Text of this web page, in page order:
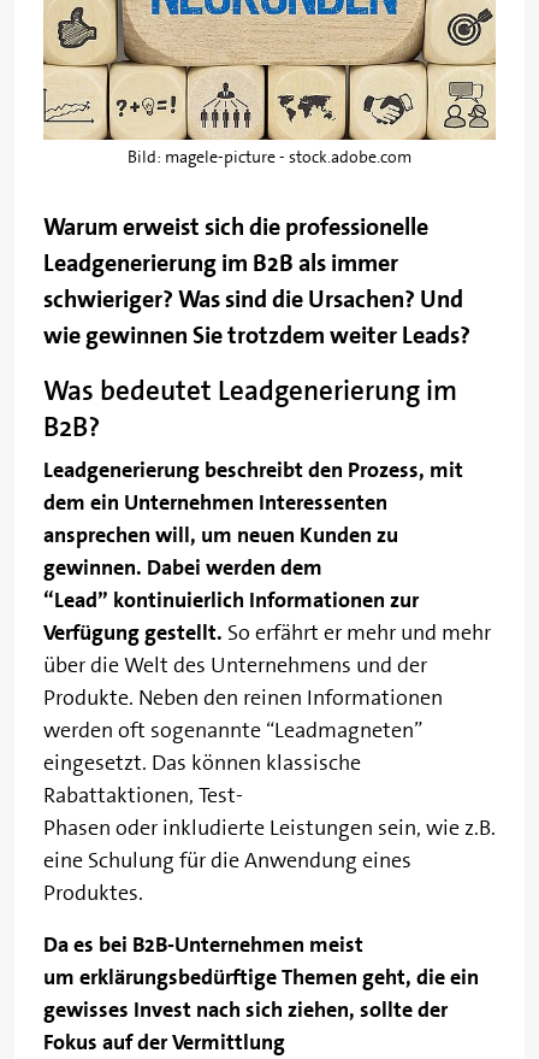
Bild: magele-picture - stock.adobe.com
Warum erweist sich die professionelle
Leadgenerierung im B2B als immer
schwieriger? Was sind die Ursachen? Und
wie gewinnen Sie trotzdem weiter Leads?
Was bedeutet Leadgenerierung im
B2B?
Leadgenerierung beschreibt den Prozess, mit
dem ein Unternehmen Interessenten
ansprechen will, um neuen Kunden zu
gewinnen. Dabei werden dem
“Lead” kontinuierlich Informationen zur
Verfügung gestellt. So erfährt er mehr und mehr
über die Welt des Unternehmens und der
Produkte. Neben den reinen Informationen
werden oft sogenannte “Leadmagneten”
eingesetzt. Das können klassische
Rabattaktionen, Test-
Phasen oder inkludierte Leistungen sein, wie z.B.
eine Schulung für die Anwendung eines
Produktes.
Da es bei B2B-Unternehmen meist
um erklärungsbedürftige Themen geht, die ein
gewisses Invest nach sich ziehen, sollte der
Fokus auf der Vermittlung